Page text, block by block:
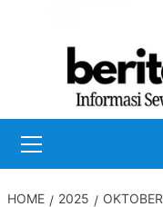
Menu
HOME 2025 OKTOBER